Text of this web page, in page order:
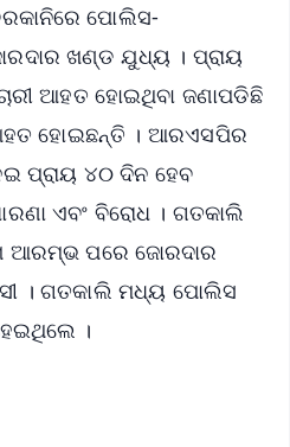
ପୋଲିସ-
ଖଣ୍ଡ ଯୁଧ୍ୟ । ପ୍ରାୟ
ଆହତ ହୋଇଥିବା ଜଣାପଡିଛି
ହୋଇଛନ୍ତି । ଆରଏସପିର
ପ୍ରାୟ ୪୦ ଦିନ ହେବ
ଏବଂ ବିରୋଧ । ଗତକାଲି
ଆରମ୍ଭ ପରେ ଜୋରଦାର
। ଗତକାଲି ମଧ୍ୟ ପୋଲିସ
।